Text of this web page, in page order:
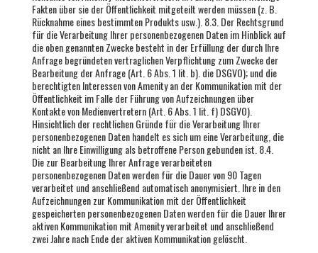
Fakten über sie der Öffentlichkeit mitgeteilt werden müssen (z. B.
Rücknahme eines bestimmten Produkts usw.). 8.3. Der Rechtsgrund
für die Verarbeitung Ihrer personenbezogenen Daten im Hinblick auf
die oben genannten Zwecke besteht in der Erfüllung der durch Ihre
Anfrage begründeten vertraglichen Verpflichtung zum Zwecke der
Bearbeitung der Anfrage (Art. 6 Abs. 1 lit. b). die DSGVO); und die
berechtigten Interessen von Amenity an der Kommunikation mit der
Öffentlichkeit im Falle der Führung von Aufzeichnungen über
Kontakte von Medienvertretern (Art. 6 Abs. 1 lit. f) DSGVO).
Hinsichtlich der rechtlichen Gründe für die Verarbeitung Ihrer
personenbezogenen Daten handelt es sich um eine Verarbeitung, die
nicht an Ihre Einwilligung als betroffene Person gebunden ist. 8.4.
Die zur Bearbeitung Ihrer Anfrage verarbeiteten
personenbezogenen Daten werden für die Dauer von 90 Tagen
verarbeitet und anschließend automatisch anonymisiert. Ihre in den
Aufzeichnungen zur Kommunikation mit der Öffentlichkeit
gespeicherten personenbezogenen Daten werden für die Dauer Ihrer
aktiven Kommunikation mit Amenity verarbeitet und anschließend
zwei Jahre nach Ende der aktiven Kommunikation gelöscht.